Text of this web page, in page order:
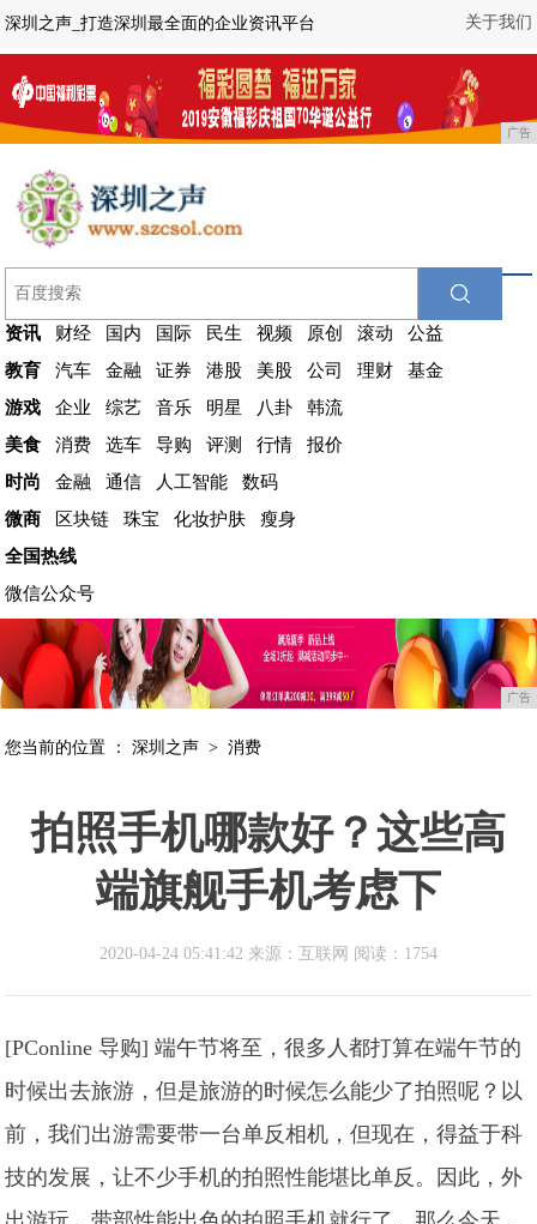
关于我们
深圳之声_打造深圳最全面的企业资讯平台
广告
资讯 财经 国内 国际 民生 视频 原创 滚动
公益
教育
汽车 金融 证券 港股 美股 公司 理财
基金
游戏
企业 综艺 音乐 明星 八卦
韩流
美食
消费 选车 导购 评测 行情
报价
时尚
金融 通信 人工智能
数码
微商
区块链 珠宝 化妆护肤
瘦身
全国热线
微信公众号
广告
您当前的位置 ：深圳之声 >消费
拍照手机哪款好？这些高
端旗舰手机考虑下
2020-04-24 05:41:42 来源：互联网 阅读：1754
[PConline 导购] 端午节将至，很多人都打算在端午节的
时候出去旅游，但是旅游的时候怎么能少了拍照呢？以
前，我们出游需要带一台单反相机，但现在，得益于科
技的发展，让不少手机的拍照性能堪比单反。因此，外